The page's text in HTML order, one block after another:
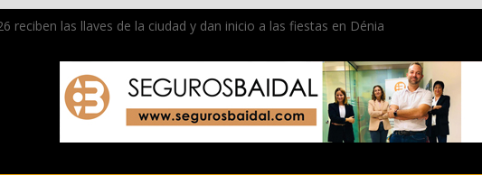
reciben las llaves de la ciudad y dan inicio a las fiestas en Dénia
de Dénia más de 50.000 imágenes de la memoria visual de la ciudad
ambiente la calle Marqués de Campo con la recepción a la Capitanía Cristiana
reunirá durante agosto a figuras nacionales e internacionales en los Jardins